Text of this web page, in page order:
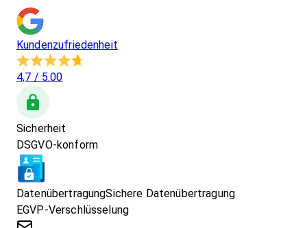
Kundenzufriedenheit
4,7 / 5.00
Sicherheit
DSGVO-konform
DatenübertragungSichere Datenübertragung
EGVP-Verschlüsselung